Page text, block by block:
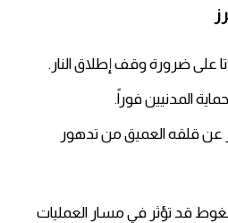
على ضرورة وقف إطلاق النار.
المدنيين فوراً.
عن قلقه العميق من تدهور
قد تؤثر في مسار العمليات